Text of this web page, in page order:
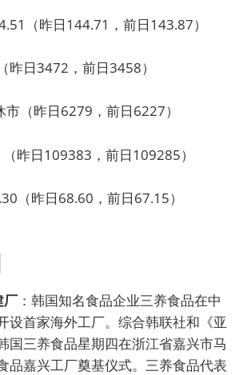
（昨日144.71，前日143.87）
昨日3472，前日3458）
（昨日6279，前日6227）
昨日109383，前日109285）
（昨日68.60，前日67.15）
厂 ：韩国知名食品企业三养食品在中
设首家海外工厂。综合韩联社和《亚
国三养食品星期四在浙江省嘉兴市马
品嘉兴工厂奠基仪式。三养食品代表